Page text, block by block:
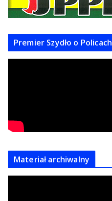
Premier Szydło o Policach
Materiał archiwalny